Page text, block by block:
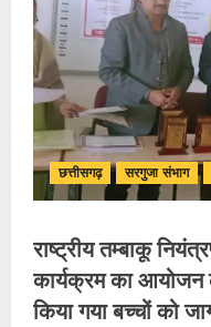
छत्तीसगढ़ सरगुजा संभाग
राष्ट्रीय तम्बाकू
कार्यक्रम का
किया गया बच्चों को